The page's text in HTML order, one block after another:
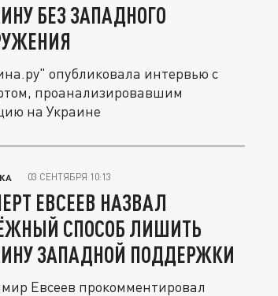
БЕЗ ЗАПАДНОГО
опубликовала интервью с
проанализировавшим
на Украине
03 СЕНТЯБРЯ 10:13
ЕВСЕЕВ НАЗВАЛ
СПОСОБ ЛИШИТЬ
ЗАПАДНОЙ ПОДДЕРЖКИ
Евсеев прокомментировал